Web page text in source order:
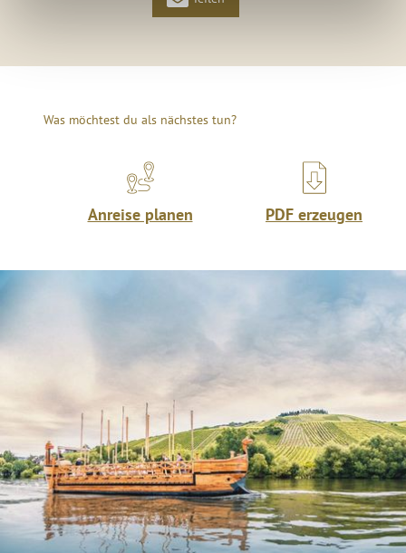
Was möchtest du als nächstes tun?
Anreise planen PDF erzeugen